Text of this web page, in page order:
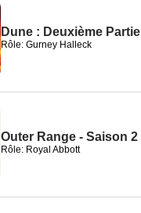
Dune : Deuxième Partie
Rôle: Gurney Halleck
Outer Range - Saison 2
Rôle: Royal Abbott